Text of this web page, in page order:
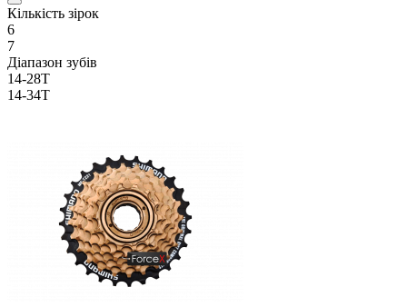
Кількість зірок
6
7
Діапазон зубів
14-28Т
14-34Т